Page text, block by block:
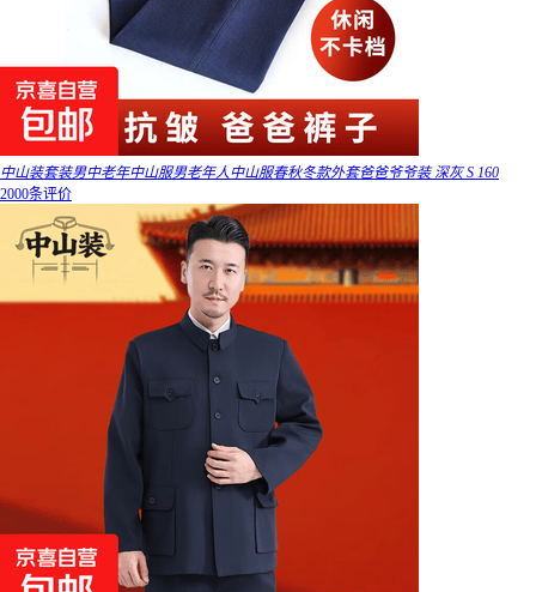
中山装套装男中老年中山服男老年人中山服春秋冬款外套爸爸爷爷装 深灰 S 160
2000条评价